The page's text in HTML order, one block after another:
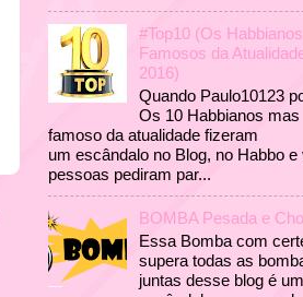
#Top10 (Os
Famosos da
2016)
Quando Paulo10123
Os 10 Habbianos mas
famoso da atualidade fizeram
um escândalo no Blog, no Habbo e
pessoas pediram par...
BOMBA Pesada e
Essa Bomba com
supera todas as
juntas desse blog é um